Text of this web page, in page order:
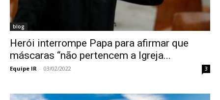
blog
Herói interrompe Papa para afirmar que
máscaras “não pertencem a Igreja...
Equipe IR - 03/02/2022 3